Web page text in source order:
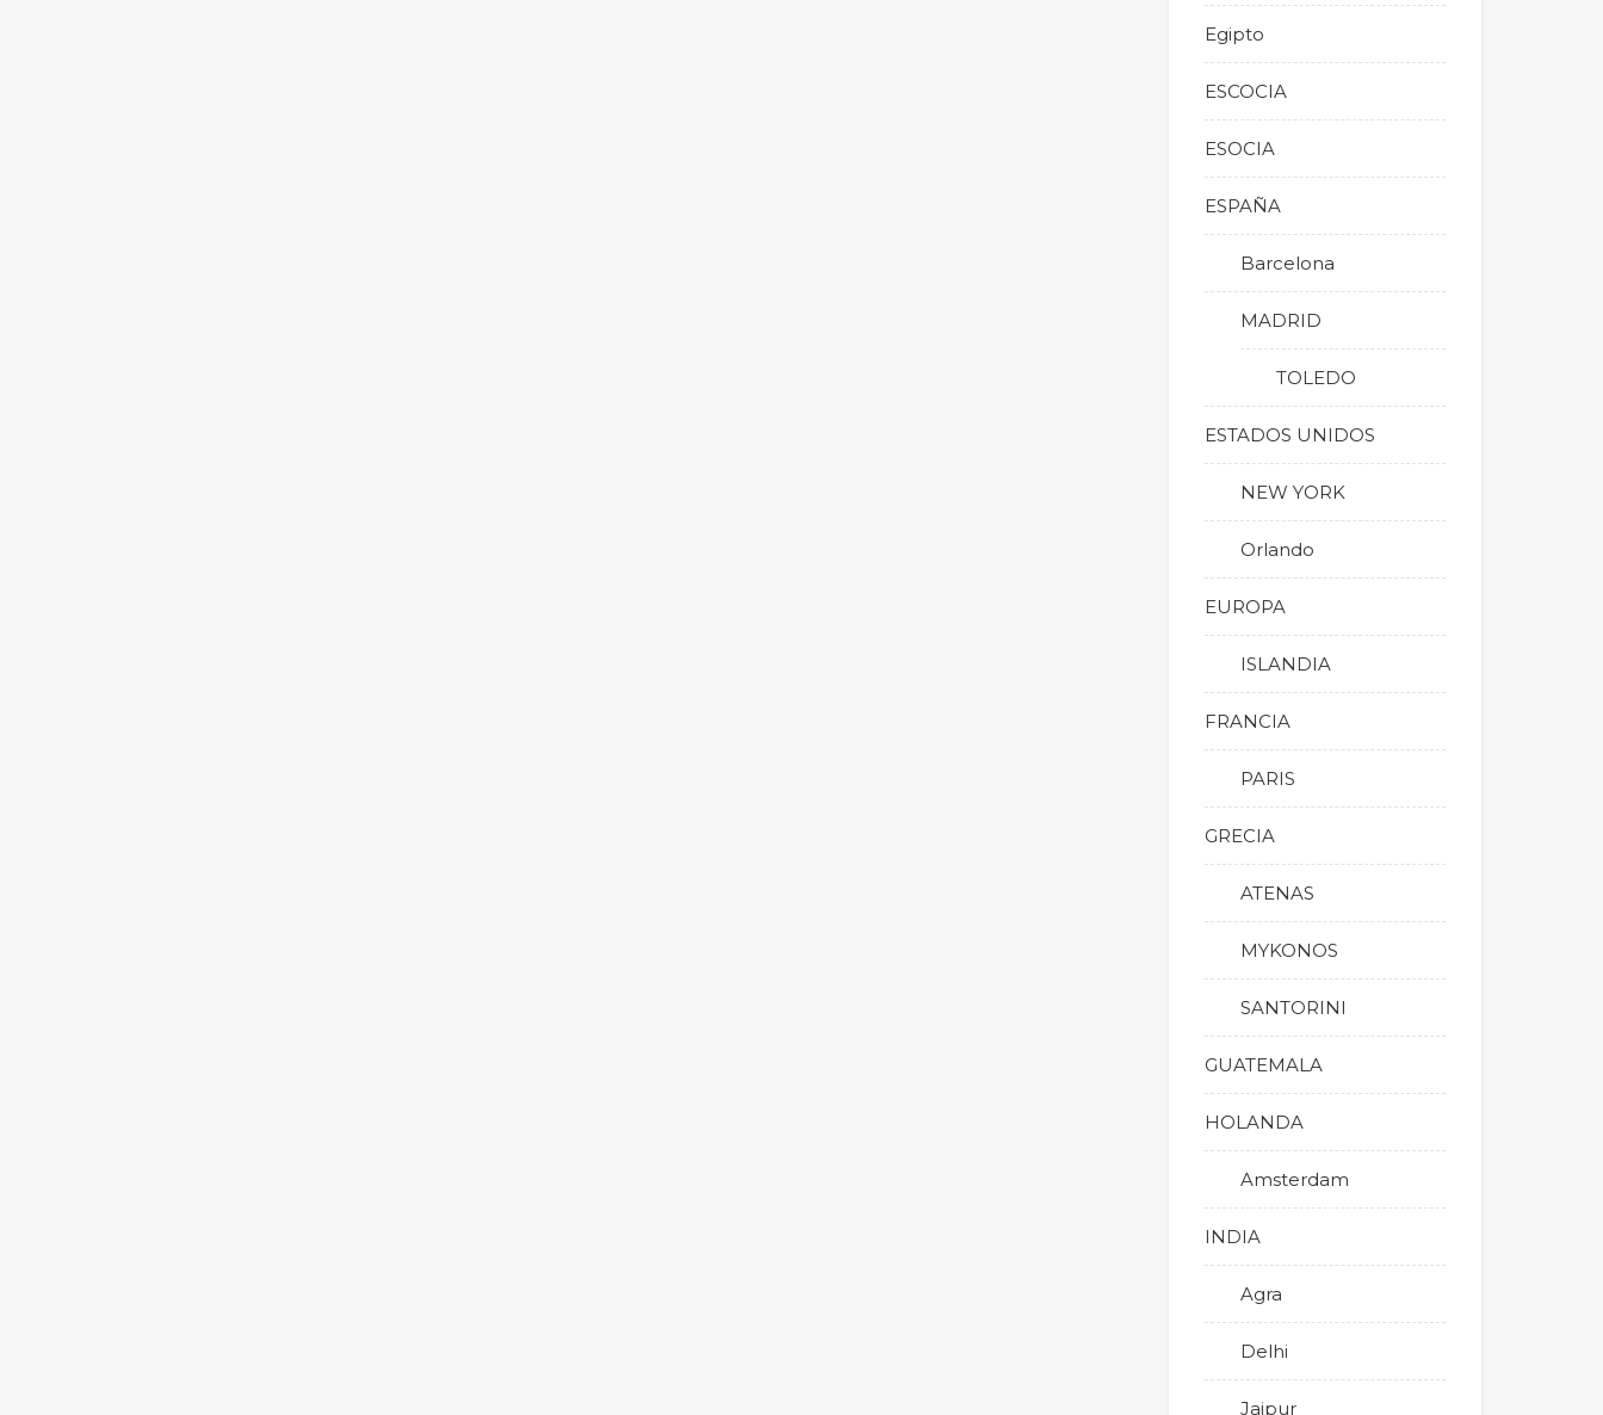
Egipto
ESCOCIA
ESOCIA
ESPAÑA
Barcelona
MADRID
TOLEDO
ESTADOS UNIDOS
NEW YORK
Orlando
EUROPA
ISLANDIA
FRANCIA
PARIS
GRECIA
ATENAS
MYKONOS
SANTORINI
GUATEMALA
HOLANDA
Amsterdam
INDIA
Agra
Delhi
Jaipur